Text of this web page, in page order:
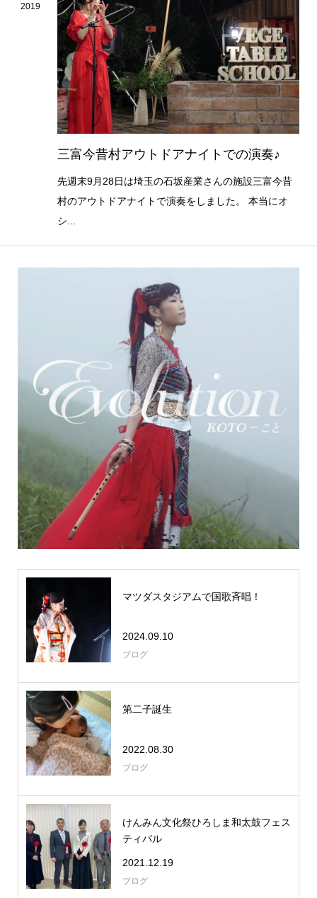
2019
三富今昔村アウトドアナイトでの演奏♪
先週末9月28日は埼玉の石坂産業さんの施設三富今昔
村のアウトドアナイトで演奏をしました。 本当にオ
シ...
マツダスタジアムで国歌斉唱！
2024.09.10
ブログ
第二子誕生
2022.08.30
ブログ
けんみん文化祭ひろしま和太鼓フェス
ティバル
2021.12.19
ブログ